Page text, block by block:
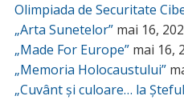
Olimpiada de Securitate
„Arta Sunetelor” mai 16,
„Made For Europe” mai 16,
„Memoria Holocaustului”
„Cuvânt și culoare… la